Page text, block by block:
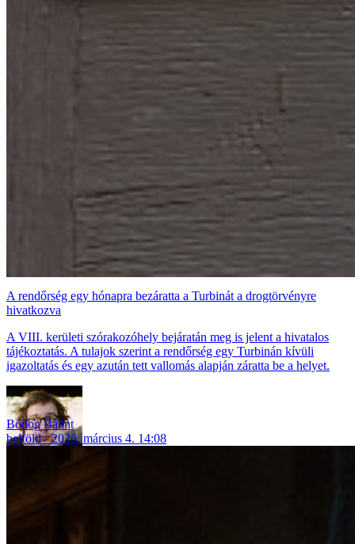
A rendőrség egy hónapra bezáratta a Turbinát a drogtörvényre
hivatkozva
A VIII. kerületi szórakozóhely bejáratán meg is jelent a hivatalos
tájékoztatás. A tulajok szerint a rendőrség egy Turbinán kívüli
igazoltatás és egy azután tett vallomás alapján záratta be a helyet.
Bódog Bálint
belföld
2026. március 4. 14:08